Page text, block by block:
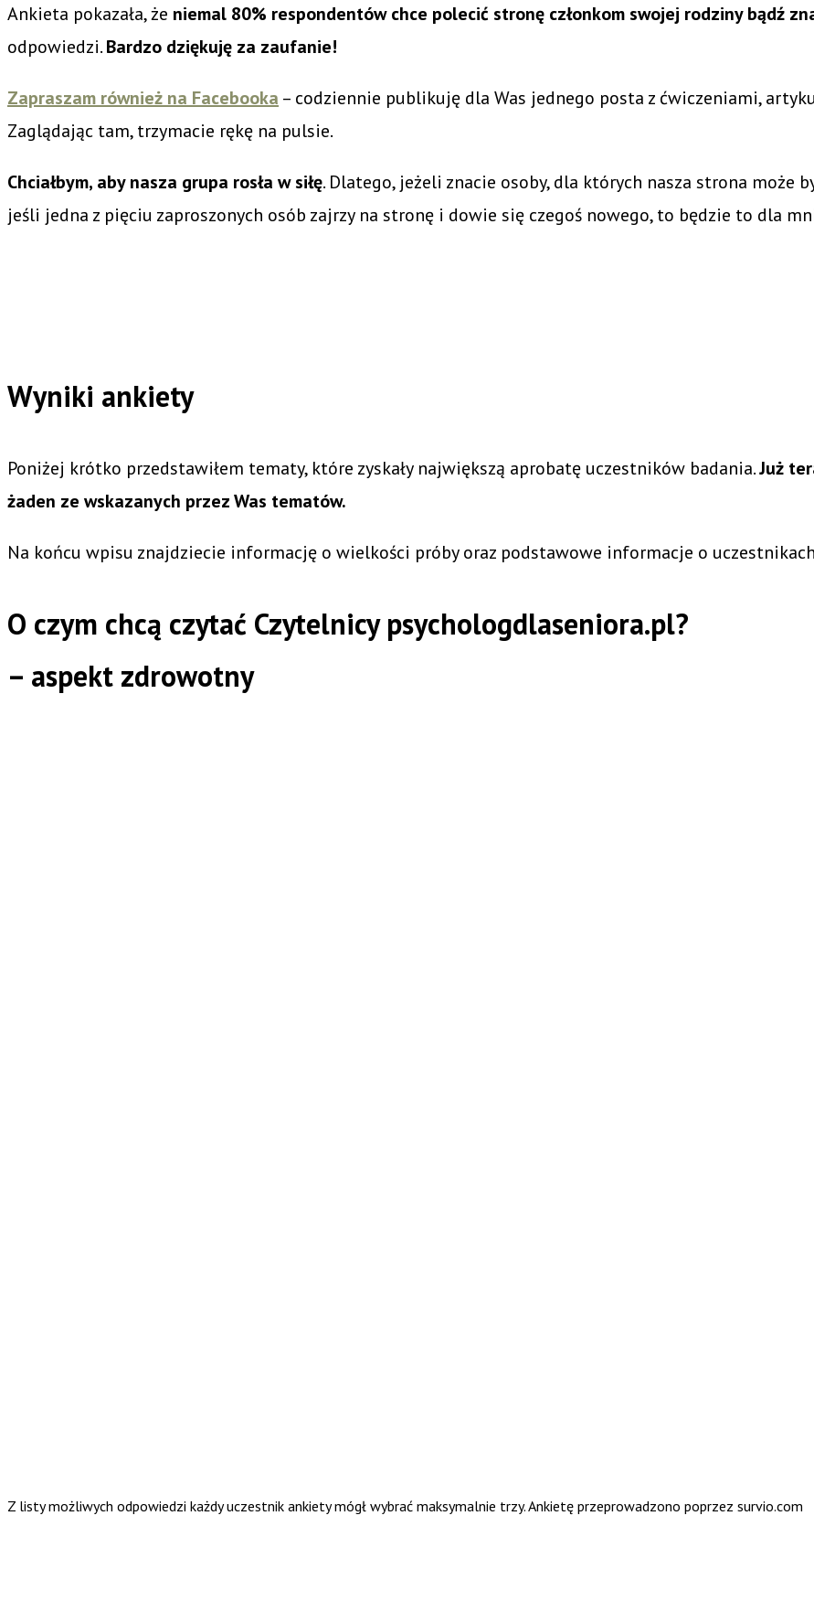
Ankieta pokazała, że niemal 80% respondentów chce polecić stronę członkom swojej rodziny bądź
odpowiedzi.Bardzo dziękuję za zaufanie!
Zapraszam również na Facebooka – codziennie publikuję dla Was jednego posta z ćwiczeniami,
Zaglądając tam, trzymacie rękę na pulsie.
Chciałbym, aby nasza grupa rosła w siłę. Dlatego, jeżeli znacie osoby, dla których nasza strona może
jeśli jedna z pięciu zaproszonych osób zajrzy na stronę i dowie się czegoś nowego, to będzie to dla
Wyniki ankiety
Poniżej krótko przedstawiłem tematy, które zyskały największą aprobatę uczestników badania.Już
żaden ze wskazanych przez Was tematów.
Na końcu wpisu znajdziecie informację o wielkości próby oraz podstawowe informacje o
O czym chcą czytać Czytelnicy psychologdlaseniora.pl?
– aspekt zdrowotny
Z listy możliwych odpowiedzi każdy uczestnik ankiety mógł wybrać maksymalnie trzy. Ankietę przeprowadzono poprzez survio.com